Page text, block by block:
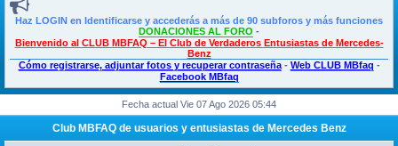
Haz LOGIN en Identificarse y accederás a más de 90 subforos y más funciones
DONACIONES AL FORO -
Bienvenido al CLUB MBFAQ – El Club de Verdaderos Entusiastas de Mercedes-
Benz
Cómo registrarse, adjuntar fotos y recuperar contraseña- Web CLUB MBfaq -
Facebook MBfaq
Fecha actual Vie 07 Ago 2026 05:44
Club MBFAQ de usuarios y entusiastas de Mercedes Benz